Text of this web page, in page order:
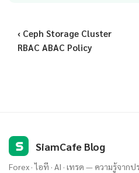
‹ Ceph Storage Cluster
RBAC ABAC Policy
S SiamCafe Blog
Forex · ไอที · AI · เทรด — ความรู้จา